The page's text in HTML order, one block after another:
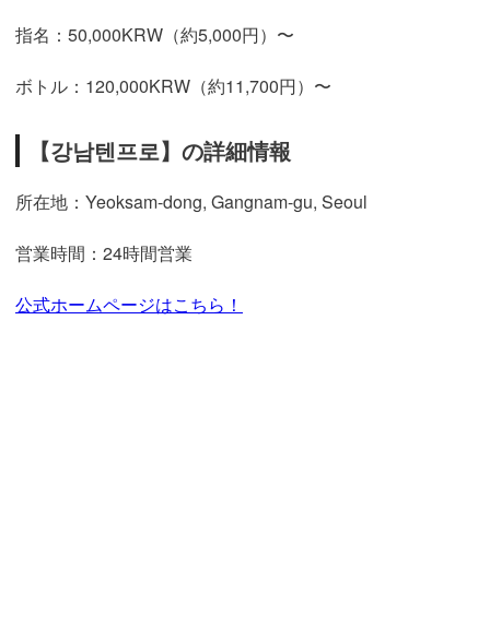
指名：50,000KRW（約5,000円）〜
ボトル：120,000KRW（約11,700円）〜
【강남텐프로】の詳細情報
所在地：Yeoksam-dong, Gangnam-gu, Seoul
営業時間：24時間営業
公式ホームページはこちら！